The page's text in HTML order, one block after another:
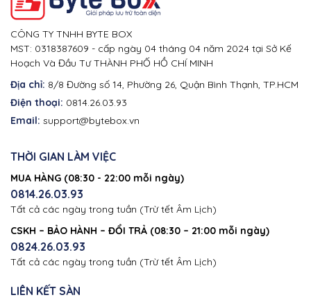
CÔNG TY TNHH BYTE BOX
MST: 0318387609 - cấp ngày 04 tháng 04 năm 2024 tại Sở Kế
Hoạch Và Đầu Tư THÀNH PHỐ HỒ CHÍ MINH
Địa chỉ: 8/8 Đường số 14, Phường 26, Quận Bình Thạnh, TP.HCM
Điện thoại: 0814.26.03.93
Email: support@bytebox.vn
THỜI GIAN LÀM VIỆC
MUA HÀNG (08:30 - 22:00 mỗi ngày)
0814.26.03.93
Tất cả các ngày trong tuần (Trừ tết Âm Lịch)
CSKH – BẢO HÀNH – ĐỔI TRẢ (08:30 – 21:00 mỗi ngày)
0824.26.03.93
Tất cả các ngày trong tuần (Trừ tết Âm Lịch)
LIÊN KẾT SÀN